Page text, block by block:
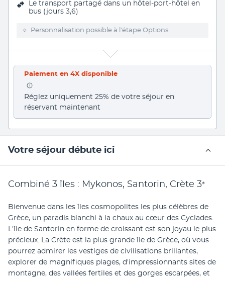
Le transport partagé dans un hôtel-port-hôtel en
bus (jours 3,6)
Personnalisation possible à l’étape Options.
Paiement en 4X disponible
Réglez uniquement 25% de votre séjour en
réservant maintenant
Votre séjour débute ici
Combiné 3 îles : Mykonos, Santorin, Crète 3*
Bienvenue dans les îles cosmopolites les plus célèbres de
Grèce, un paradis blanchi à la chaux au cœur des Cyclades.
L'île de Santorin en forme de croissant est son joyau le plus
précieux. La Crète est la plus grande île de Grèce, où vous
pourrez admirer les vestiges de civilisations brillantes,
explorer de magnifiques plages, d'impressionnants sites de
montagne, des vallées fertiles et des gorges escarpées, et